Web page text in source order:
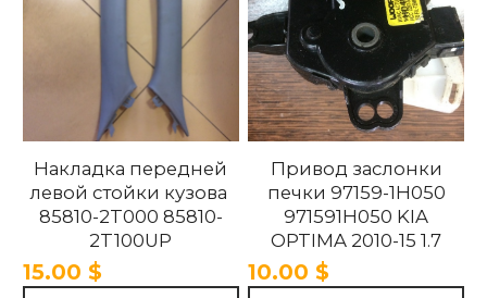
Накладка передней
левой стойки кузова
85810-2T000 85810-
2T100UP
858102T100UP
858102T000 Kia
15.00 $
Привод заслонки
печки 97159-1H050
971591H050 KIA
OPTIMA 2010-15 1.7
10.00 $